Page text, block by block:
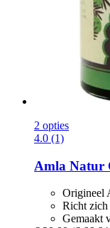
2 opties
4.0 (1)
Amla Natur
Origineel
Richt zich
Gemaakt